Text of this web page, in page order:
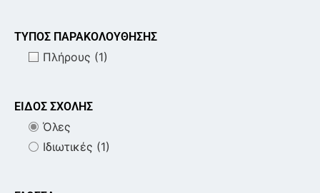
Διοίκηση Επιχειρήσεων
ΤΥΠΟΣ ΠΑΡΑΚΟΛΟΥΘΗΣΗΣ
Πλήρους (1)
ΕΙΔΟΣ ΣΧΟΛΗΣ
Όλες
Ιδιωτικές (1)